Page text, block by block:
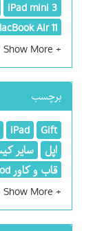
iPad mini 3
Air 11
برچسب
Gift
iPad
اپل
سایر
قاب و کاور iPod